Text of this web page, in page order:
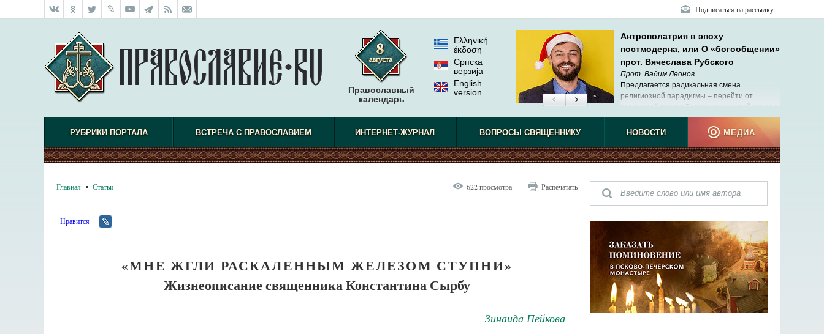
Подписаться на рассылку
Православный
календарь
Ελληνική
έκδοση
Српска
верзиjа
English
version
Антрополатрия в эпоху
постмодерна, или О «богообщении»
прот. Вячеслава Рубского
Прот. Вадим Леонов
Предлагается радикальная смена
религиозной парадигмы – перейти от
людьми и самим собой.
РУБРИКИ ПОРТАЛА ВСТРЕЧА С ПРАВОСЛАВИЕМ ИНТЕРНЕТ-ЖУРНАЛ ВОПРОСЫ СВЯЩЕННИКУ НОВОСТИ МЕДИА
Главная Статьи 622 просмотра Распечатать
Нравится
«МНЕ ЖГЛИ РАСКАЛЕННЫМ ЖЕЛЕЗОМ СТУПНИ»
Жизнеописание священника Константина Сырбу
Зинаида Пейкова